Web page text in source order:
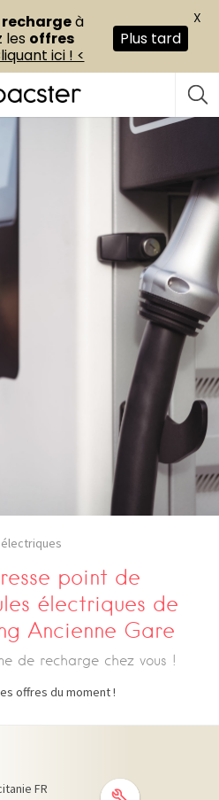
point de
électriques de
Ancienne Gare
de recharge chez vous !
offres du moment !
FR
rechargeà
les offres
ici ! <
Plus tard
X